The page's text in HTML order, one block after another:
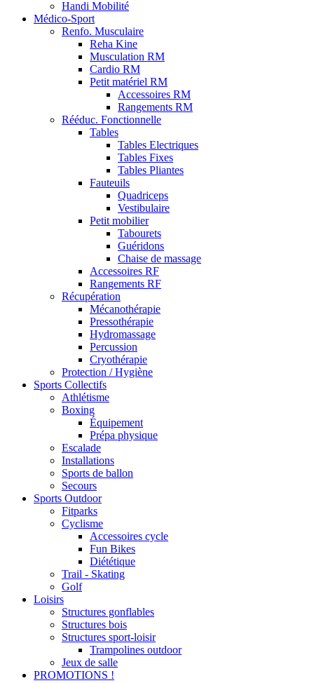
Handi Mobilité
Médico-Sport
Renfo. Musculaire
Reha Kine
Musculation RM
Cardio RM
Petit matériel RM
Accessoires RM
Rangements RM
Rééduc. Fonctionnelle
Tables
Tables Electriques
Tables Fixes
Tables Pliantes
Fauteuils
Quadriceps
Vestibulaire
Petit mobilier
Tabourets
Guéridons
Chaise de massage
Accessoires RF
Rangements RF
Récupération
Mécanothérapie
Pressothérapie
Hydromassage
Percussion
Cryothérapie
Protection / Hygiène
Sports Collectifs
Athlétisme
Boxing
Équipement
Prépa physique
Escalade
Installations
Sports de ballon
Secours
Sports Outdoor
Fitparks
Cyclisme
Accessoires cycle
Fun Bikes
Diététique
Trail - Skating
Golf
Loisirs
Structures gonflables
Structures bois
Structures sport-loisir
Trampolines outdoor
Jeux de salle
PROMOTIONS !